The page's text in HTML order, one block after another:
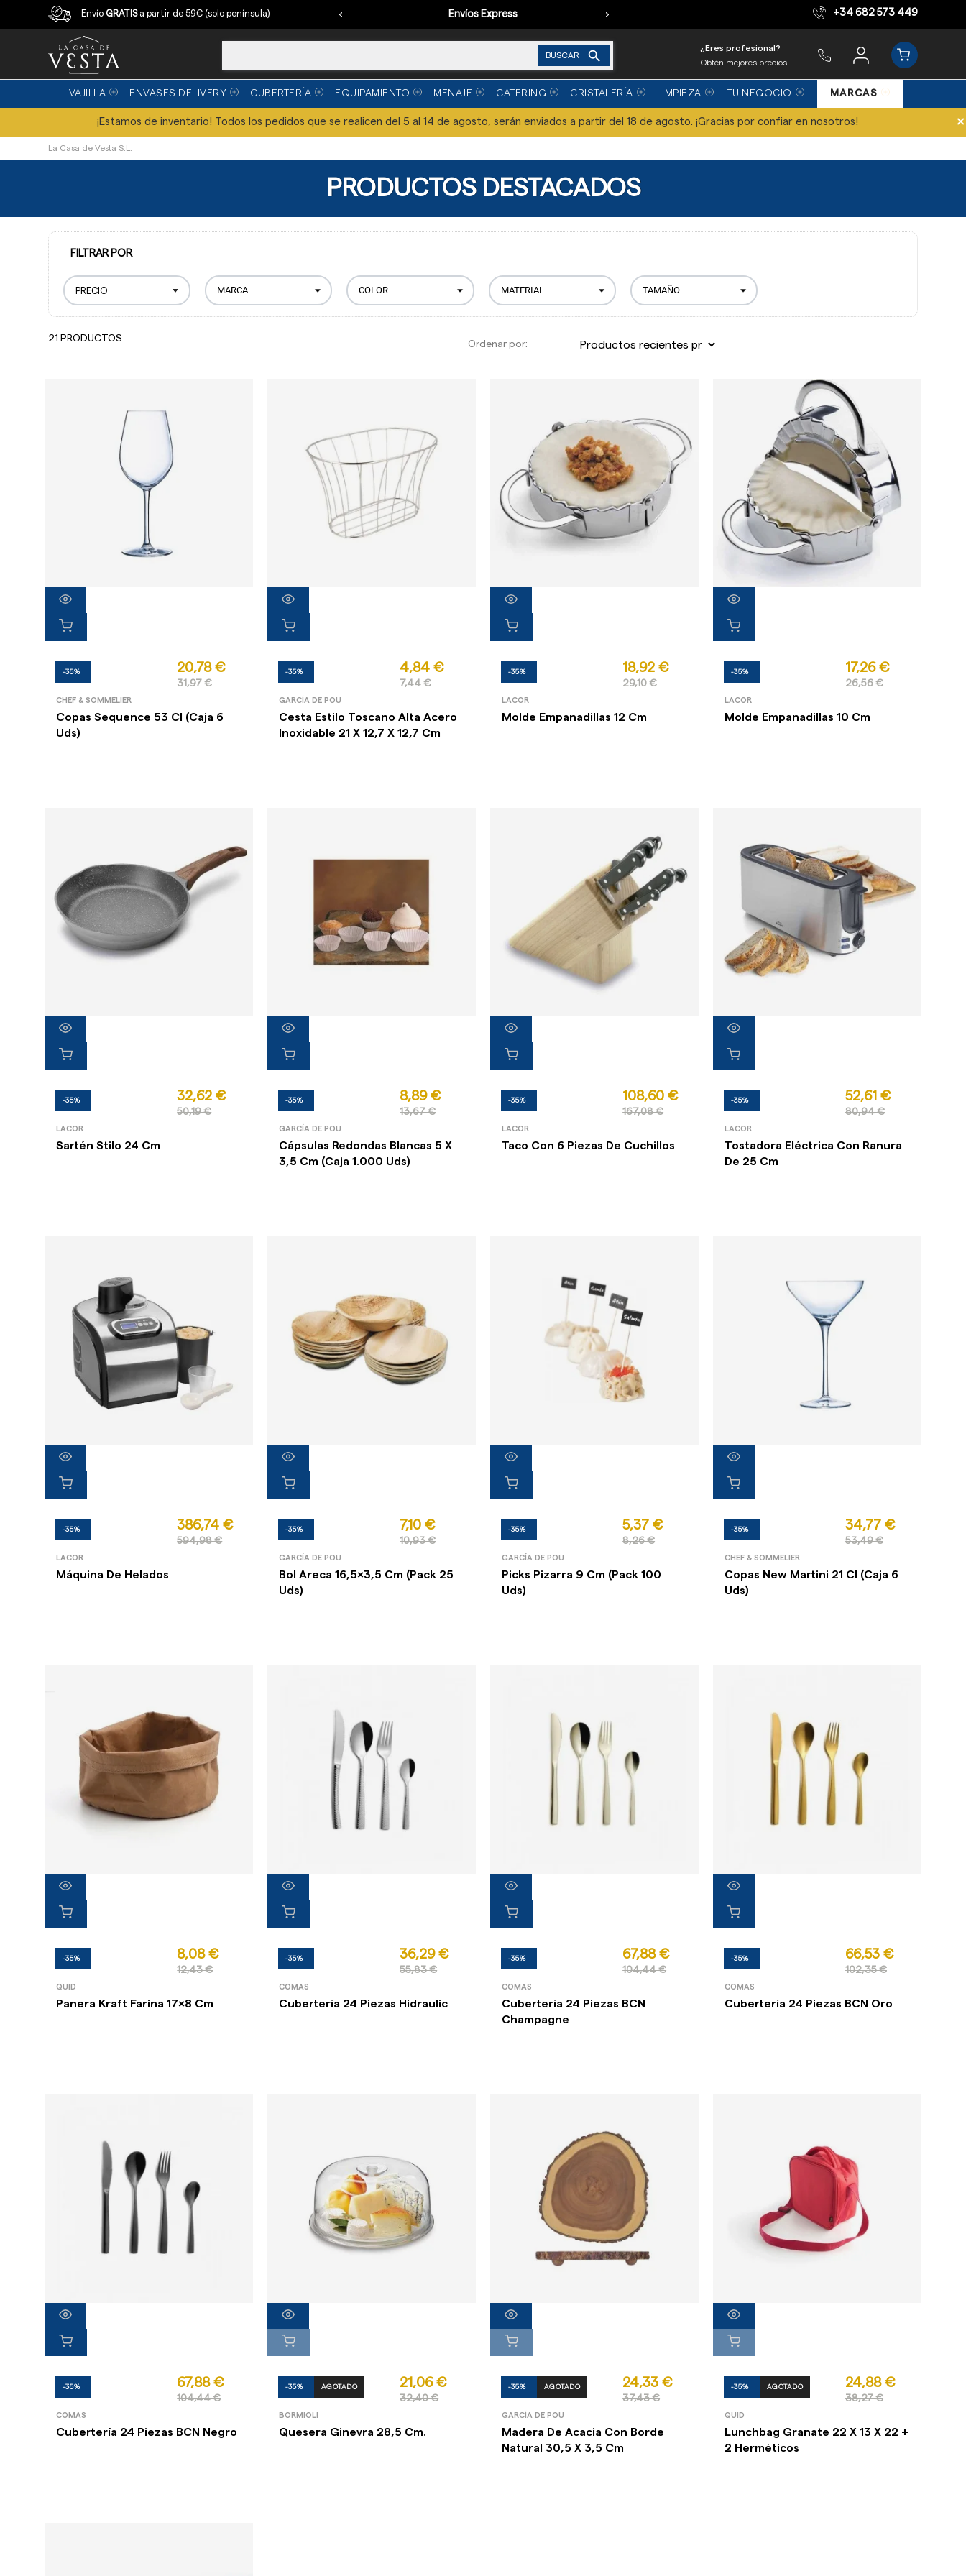
EnvíoGRATISa partir de 59€ (solo península)
Compra con garantía Envíos Express Equipo de expertos
‹ › +34 682 573 449
BUSCAR 
¿Eres profesional?
Obtén mejores precios
VAJILLA ENVASES DELIVERY CUBERTERÍA EQUIPAMIENTO MENAJE CATERING CRISTALERÍA LIMPIEZA TU NEGOCIO MARCAS
¡Estamos de inventario! Todos los pedidos que se realicen del 5 al 14 de agosto, serán enviados a partir del 18 de agosto. ¡Gracias por confiar en nosotros! ×
La Casa de Vesta S.L.
PRODUCTOS DESTACADOS
FILTRAR POR
PRECIO
21 PRODUCTOS
Ordenar por:
-35% 20,78 €
31,97 €
CHEF & SOMMELIER
Copas Sequence 53 Cl (Caja 6
Uds)
-35% 4,84 €
7,44 €
GARCÍA DE POU
Cesta Estilo Toscano Alta Acero
Inoxidable 21 X 12,7 X 12,7 Cm
-35% 18,92 €
29,10 €
LACOR
Molde Empanadillas 12 Cm
-35% 17,26 €
26,56 €
LACOR
Molde Empanadillas 10 Cm
-35% 32,62 €
50,19 €
LACOR
Sartén Stilo 24 Cm
-35% 8,89 €
13,67 €
GARCÍA DE POU
Cápsulas Redondas Blancas 5 X
3,5 Cm (Caja 1.000 Uds)
-35% 108,60 €
167,08 €
LACOR
Taco Con 6 Piezas De Cuchillos
-35% 52,61 €
80,94 €
LACOR
Tostadora Eléctrica Con Ranura
De 25 Cm
-35% 386,74 €
594,98 €
LACOR
Máquina De Helados
-35% 7,10 €
10,93 €
GARCÍA DE POU
Bol Areca 16,5x3,5 Cm (Pack 25
Uds)
-35% 5,37 €
8,26 €
GARCÍA DE POU
Picks Pizarra 9 Cm (Pack 100
Uds)
-35% 34,77 €
53,49 €
CHEF & SOMMELIER
Copas New Martini 21 Cl (Caja 6
Uds)
-35% 8,08 €
12,43 €
QUID
Panera Kraft Farina 17x8 Cm
-35% 36,29 €
55,83 €
COMAS
Cubertería 24 Piezas Hidraulic
-35% 67,88 €
104,44 €
COMAS
Cubertería 24 Piezas BCN
Champagne
-35% 66,53 €
102,35 €
COMAS
Cubertería 24 Piezas BCN Oro
-35% 67,88 €
104,44 €
COMAS
Cubertería 24 Piezas BCN Negro
-35% AGOTADO 21,06 €
32,40 €
BORMIOLI
Quesera Ginevra 28,5 Cm.
-35% AGOTADO 24,33 €
37,43 €
GARCÍA DE POU
Madera De Acacia Con Borde
Natural 30,5 X 3,5 Cm
-35% AGOTADO 24,88 €
38,27 €
QUID
Lunchbag Granate 22 X 13 X 22 +
2 Herméticos